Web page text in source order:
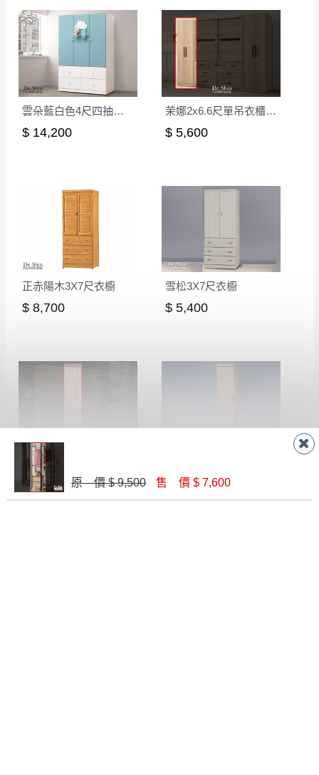
雲朵藍白色4尺四抽衣櫃(251)
$ 14,200
茉娜2x6.6尺單吊衣櫃(07-2)
$ 5,600
正赤陽木3X7尺衣櫥
$ 8,700
雪松3X7尺衣櫥
$ 5,400
雪莉1.5尺被櫥式衣櫥
$ 13,040 $ 4,900
原 價 $ 9,500 售 價 $ 7,600